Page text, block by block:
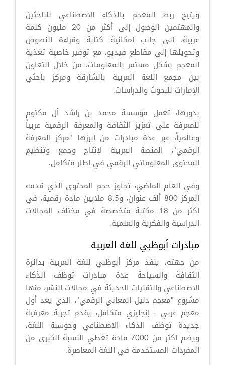
ويتيح ربط المعجم بالذكاء الاصطناعي للباحثين
والمهتمين الوصول إلى أكثر من 20 مليون كلمة
عربية، إلى جانب إمكانية كتابة وقراءة النصوص
وتحويلها إلى مقاطع فيديو، مع توفير خاصية تغذية
المعجم بشكل مستمر بالمعلومات، من خلال التعاون
بين مجمع اللغة العربية بالشارقة ومركز باحثي
الإمارات للبحوث والدراسات.
بدورها، تعمل مؤسسة محمد بن راشد آل مكتوم
للمعرفة على تعزيز الثقافة والمعرفة الرقمية عربياً
وعالمياً، عبر عدة مبادرات من أبرزها "مركز المعرفة
الرقمي"، المنصة العربية لإنتاج وجمع وتنظيم
المحتوى المعلوماتي الرقمي في إطار متكامل.
وفي العام الماضي، تجاوز حجم المحتوى الذي قدمه
المركز 800 ألف عنوان، و8.5 ملايين مادة رقمية، في
أكثر من 18 مكتبة متخصصة في مختلف المجالات
الدراسية والفكرية والعلمية.
مبادرات أبوظبي للغة العربية
من جهته، ينفذ مركز أبوظبي للغة العربية بدائرة
الثقافة والسياحة عدة مبادرات توظف الذكاء
الاصطناعي والتقنيات الحديثة في مجالات النشر، منها
مشروع "معجم دليل المعاني الرقمي"، الذي يعد أول
معجم عربي - إنجليزي متكامل، يقدم تجربة معرفية
جديدة توظف الذكاء الاصطناعي وحوسبة اللغة،
ويضم أكثر من 7000 مادة تغطي النسبة الكبرى من
المفردات المستخدمة في اللغة المعاصرة.